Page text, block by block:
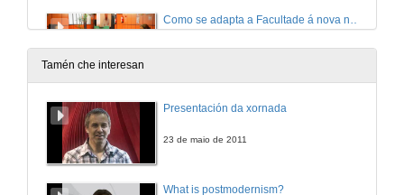
14 de xul. de 2020
Tamén che interesan
Presentación da xornada
23 de maio de 2011
What is postmodernism?